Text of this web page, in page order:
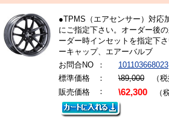
●TPMS（エアセンサー）対応
にご指定下さい。オーダー後
ーダー時インセットを指定下
ーキャップ、エアーバルブ
お問合NO
：
101103668023
標準価格
： \89,000 （税
販売価格
： \62,300 （税